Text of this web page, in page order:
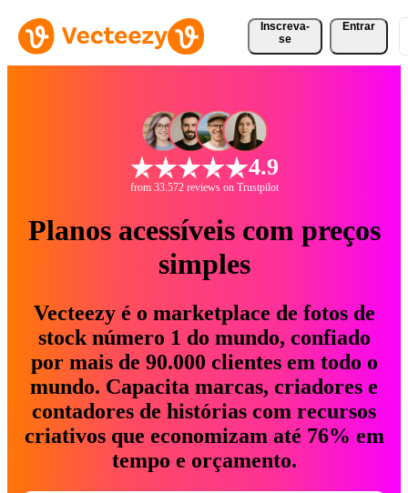
Inscreva-
se
Entrar
4.9
from 33.572 reviews on Trustpilot
Planos acessíveis com preços
simples
Vecteezy é o marketplace de fotos de
stock número 1 do mundo, confiado
por mais de 90.000 clientes em todo o
mundo. Capacita marcas, criadores e
contadores de histórias com recursos
criativos que economizam até 76% em
tempo e orçamento.